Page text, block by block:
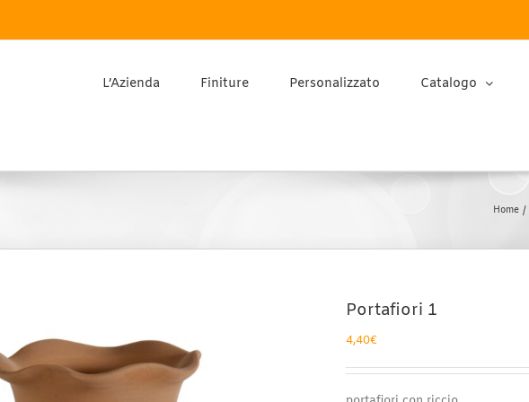
L’Azienda Finiture Personalizzato Catalogo
Home
Portafiori 1
4,40€